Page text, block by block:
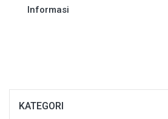
Informasi
KATEGORI